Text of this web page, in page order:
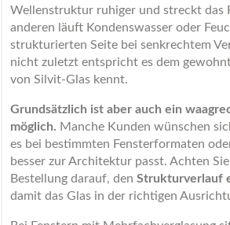
Wellenstruktur ruhiger und streckt das
anderen läuft Kondenswasser oder
strukturierten Seite bei senkrechtem
nicht zuletzt entspricht es dem
von Silvit-Glas kennt.
Grundsätzlich ist aber auch ein
möglich. Manche Kunden wünschen
es bei bestimmten Fensterformaten
besser zur Architektur passt. Achten
Bestellung darauf, den Strukturverlauf
damit das Glas in der richtigen